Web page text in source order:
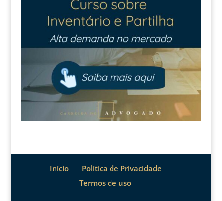
Início
Política de Privacidade
Termos de uso